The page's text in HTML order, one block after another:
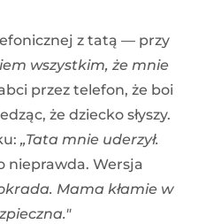
z tatą — przy
wszystkim, że mnie
przez telefon, że boi
że dziecko słyszy.
„Tata mnie uderzył.
Wersja
Mama kłamie w